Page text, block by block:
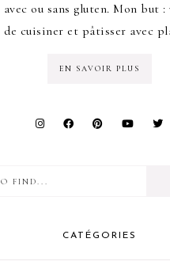
avec ou sans gluten. Mon but
de cuisiner et pâtisser avec
EN SAVOIR PLUS
find...
CATÉGORIES